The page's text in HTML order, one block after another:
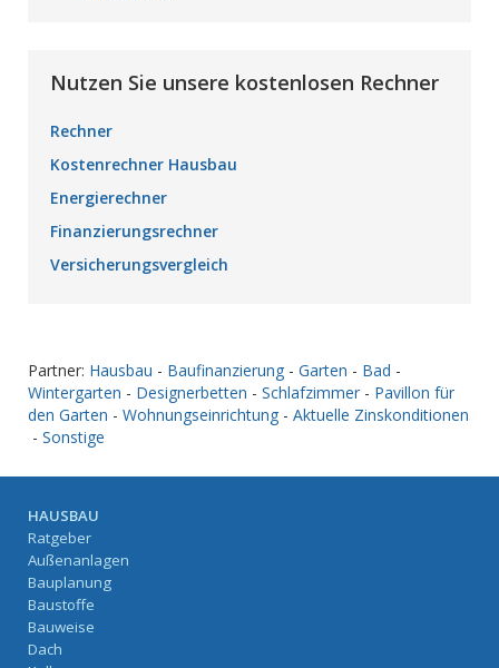
Nutzen Sie unsere kostenlosen Rechner
Rechner
Kostenrechner Hausbau
Energierechner
Finanzierungsrechner
Versicherungsvergleich
Partner: Hausbau - Baufinanzierung - Garten - Bad -
Wintergarten - Designerbetten - Schlafzimmer - Pavillon für
den Garten - Wohnungseinrichtung - Aktuelle Zinskonditionen
- Sonstige
HAUSBAU
Ratgeber
Außenanlagen
Bauplanung
Baustoffe
Bauweise
Dach